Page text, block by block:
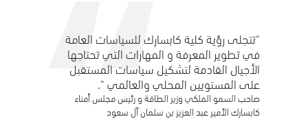
الوظائف
"تتجلى رؤية كلية كابسارك للسياسات العامة
في تطوير المعرفة و المهارات التي تحتاجها
الأجيال القادمة لتشكيل سياسات المستقبل
على المستويين المحلي والعالمي ".
صاحب السمو الملكي وزير الطاقة و رئيس مجلس أمناء
كابسارك الأمير عبد العزيز بن سلمان آل سعود